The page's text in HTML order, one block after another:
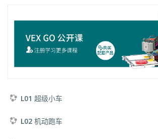
L01 超级小车
L02 机动跑车